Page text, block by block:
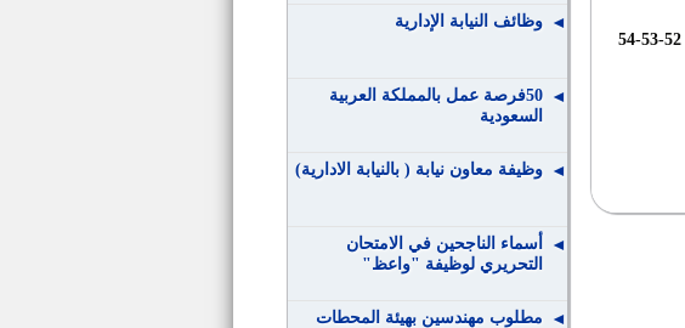
وظائف النيابة الإدارية
50فرصة عمل بالمملكة العربية
السعودية
وظيفة معاون نيابة ( بالنيابة الادارية)
أسماء الناجحين في الامتحان
التحريري لوظيفة "واعظ"
مطلوب مهندسين بهيئة المحطات